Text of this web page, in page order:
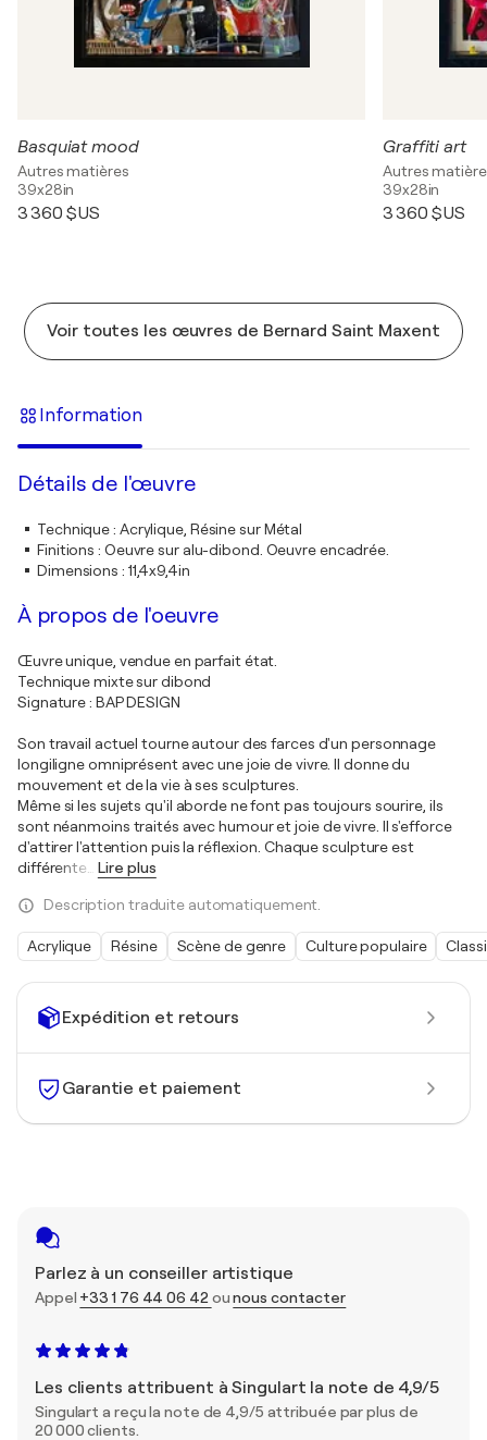
Expédition et retours
Garantie et paiement
Parlez à un conseiller artistique
Appel +33 1 76 44 06 42 ounous contacter
Les clients attribuent à Singulart la note de 4,9/5
Singulart a reçu la note de 4,9/5 attribuée par plus de
20 000 clients.
Basquiat mood
Autres matières
39x28in
3 360 $US
Graffiti art
Autres
39x28in
3 360 $US
Voir toutes les œuvres de Bernard Saint Maxent
Information
Détails de l'œuvre
Technique: Acrylique, Résine sur Métal
Finitions : Oeuvre sur alu-dibond. Oeuvre encadrée.
Dimensions : 11,4x9,4in
À propos de l'oeuvre
Œuvre unique, vendue en parfait état.
Technique mixte sur dibond
Signature : BAP DESIGN
Son travail actuel tourne autour des farces d'un personnage
longiligne omniprésent avec une joie de vivre. Il donne du
mouvement et de la vie à ses sculptures.
Même si les sujets qu'il aborde ne font pas toujours sourire, ils
sont néanmoins traités avec humour et joie de vivre. Il s'efforce
d'attirer l'attention puis la réflexion. Chaque sculpture est
différente
Lire plus
Description traduite automatiquement.
Acrylique Résine Scène de genre Culture populaire